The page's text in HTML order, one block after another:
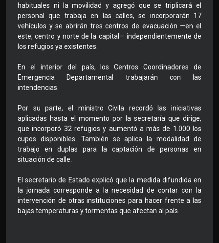
habituales ni la movilidad y agregó que se triplicará el
personal que trabaja en las calles, se incorporarán 17
vehículos y se abrirán tres centros de evacuación —en el
este, centro y norte de la capital— independientemente de
los refugios ya existentes.
En el interior del país, los Centros Coordinadores de
Emergencia Departamental trabajarán con las
intendencias.
Por su parte, el ministro Civila recordó las iniciativas
aplicadas hasta el momento por la secretaría que dirige,
que incorporó 32 refugios y aumentó a más de 1.000 los
cupos disponibles. También se aplica la modalidad de
trabajo en duplas para la captación de personas en
situación de calle.
El secretario de Estado explicó que la medida difundida en
la jornada corresponde a la necesidad de contar con la
intervención de otras instituciones para hacer frente a las
bajas temperaturas y tormentas que afectan al país.